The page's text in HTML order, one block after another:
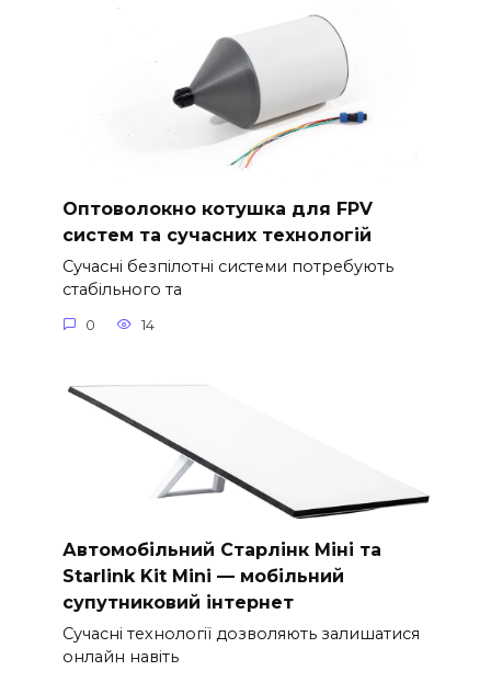
Оптоволокно котушка для FPV
систем та сучасних технологій
Сучасні безпілотні системи потребують
стабільного та
0 14
Автомобільний Старлінк Міні та
Starlink Kit Mini — мобільний
супутниковий інтернет
Сучасні технології дозволяють залишатися
онлайн навіть